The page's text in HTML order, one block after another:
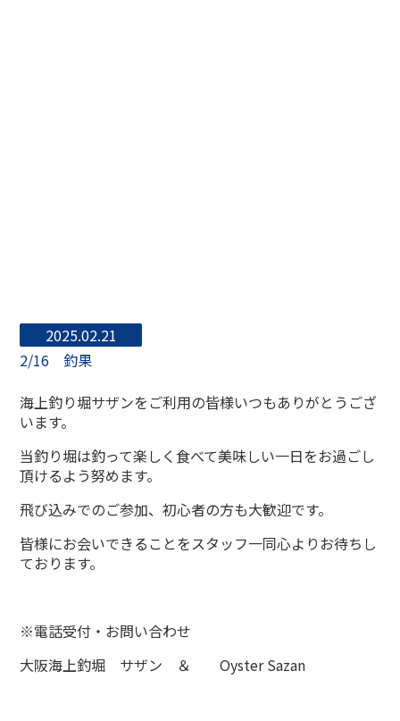
2025.02.21
2/16 釣果
海上釣り堀サザンをご利用の皆様いつもありがとうござ
います。
当釣り堀は釣って楽しく食べて美味しい一日をお過ごし
頂けるよう努めます。
飛び込みでのご参加、初心者の方も大歓迎です。
皆様にお会いできることをスタッフ一同心よりお待ちし
ております。
※電話受付・お問い合わせ
大阪海上釣堀 サザン ＆ Oyster Sazan